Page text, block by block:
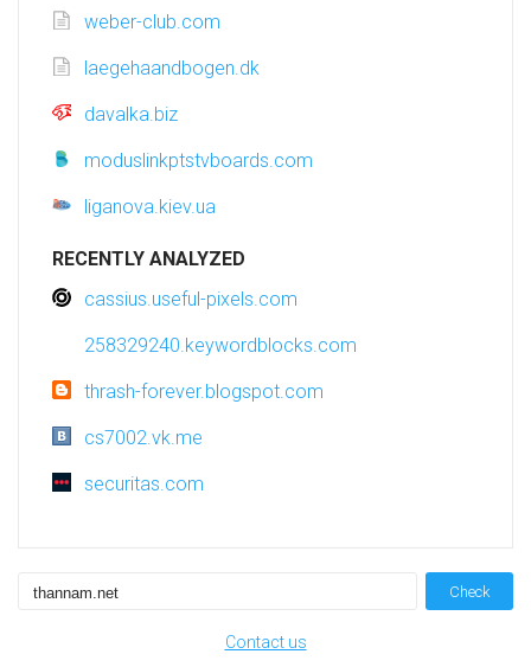
weber-club.com
laegehaandbogen.dk
davalka.biz
moduslinkptstvboards.com
liganova.kiev.ua
RECENTLY ANALYZED
cassius.useful-pixels.com
258329240.keywordblocks.com
thrash-forever.blogspot.com
cs7002.vk.me
securitas.com
Check
Contact us